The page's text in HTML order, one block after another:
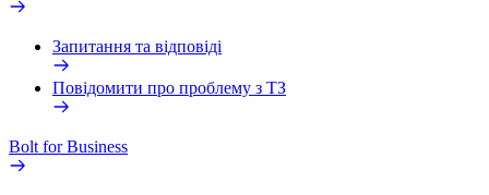
Запитання та відповіді
Повідомити про проблему з ТЗ
Bolt for Business